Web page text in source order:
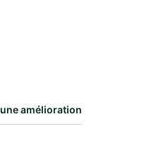
amélioration